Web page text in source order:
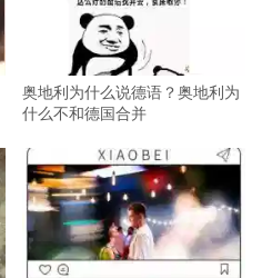
奥地利为什么说德语？奥地利为
什么不和德国合并